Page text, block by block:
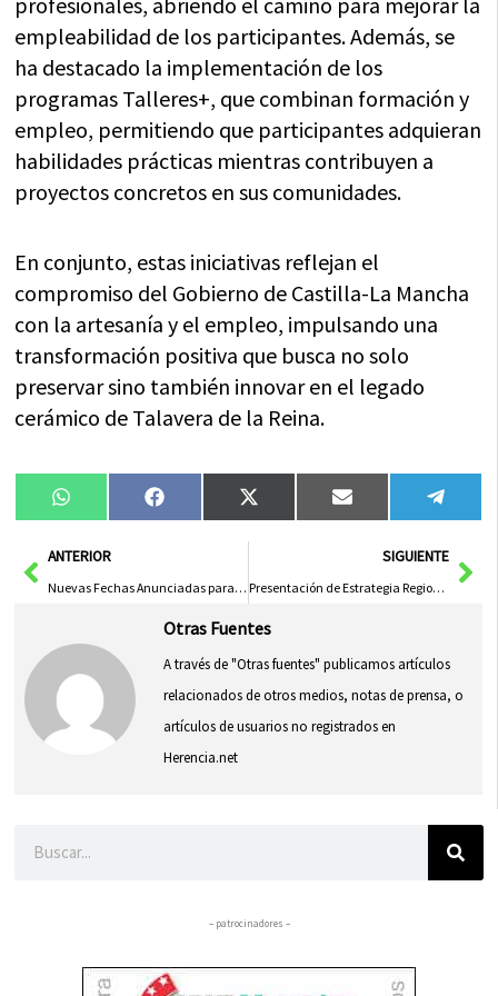
empleabilidad de los participantes. Además, se
ha destacado la implementación de los
programas Talleres+, que combinan formación y
empleo, permitiendo que participantes adquieran
habilidades prácticas mientras contribuyen a
proyectos concretos en sus comunidades.
En conjunto, estas iniciativas reflejan el
compromiso del Gobierno de Castilla-La Mancha
con la artesanía y el empleo, impulsando una
transformación positiva que busca no solo
preservar sino también innovar en el legado
cerámico de Talavera de la Reina.
Compartir
en
WhatsAppCompartir
en
FacebookCompartir
en
X
(Twitter)
Compartir
en
Email
en
AntANTERIOR
Nuevas Fechas Anunciadas para el Campeonato Regional de Deporte en Edad Escolar 2025-26
SIGUIENTE
Presentación de Estrategia Regional para la Prevención de la Violencia Sexual en Castilla-La Mancha
Otras Fuentes
A través de "Otras fuentes" publicamos artículos
relacionados de otros medios, notas de prensa, o
artículos de usuarios no registrados en
Herencia.net
– patrocinadores –